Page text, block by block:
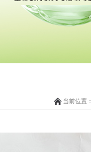
当前位置：